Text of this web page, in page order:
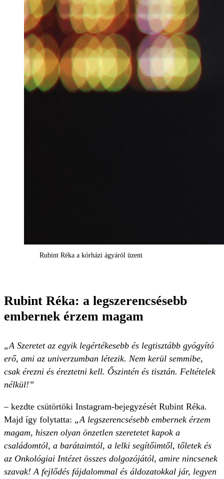
Rubint Réka a kórházi ágyáról üzent
Rubint Réka: a legszerencsésebb
embernek érzem magam
„A Szeretet az egyik legértékesebb és legtisztább gyógyító
erő, ami az univerzumban létezik. Nem kerül semmibe,
csak érezni és éreztetni kell. Őszintén és tisztán. Feltételek
nélkül!”
– kezdte csütörtöki Instagram-bejegyzését Rubint Réka.
Majd így folytatta: „A legszerencsésebb embernek érzem
magam, hiszen olyan önzetlen szeretetet kapok a
családomtól, a barátaimtól, a lelki segítőimtől, tőletek és
az Onkológiai Intézet összes dolgozójától, amire nincsenek
szavak! A fejlődés fájdalommal és áldozatokkal jár, legyen